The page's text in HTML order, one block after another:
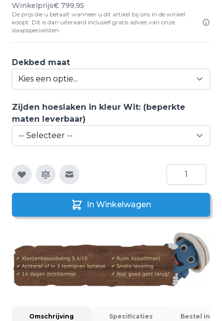
Winkelprijs€ 799,95
De prijs die u betaalt wanneer u dit artikel bij ons in de winkel
koopt. Dit is dan uiteraard inclusief gratis advies van onze
slaapspecialisten.
Dekbed maat
Zijden hoeslaken in kleur Wit: (beperkte
maten leverbaar)
E-mail naar een vriend
Aantal
In Winkelwagen
Omschrijving Specificaties Bestel